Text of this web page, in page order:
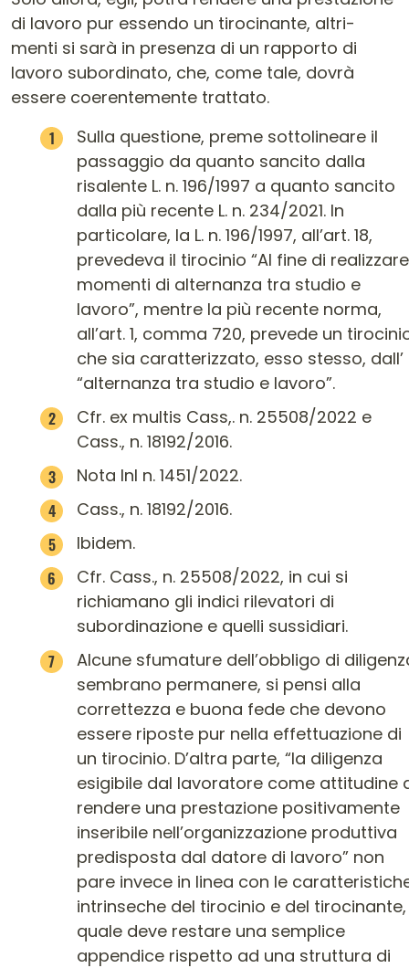
di lavoro pur essendo un tirocinante, altri-
menti si sarà in presenza di un rapporto di
lavoro subordinato, che, come tale, dovrà
essere coerentemente trattato.
Sulla questione, preme sottolineare il
passaggio da quanto sancito dalla
risalente L. n. 196/1997 a quanto sancito
dalla più recente L. n. 234/2021. In
particolare, la L. n. 196/1997, all’art. 18,
prevedeva il tirocinio “Al fine di realizzare
momenti di alternanza tra studio e
lavoro”, mentre la più recente norma,
all’art. 1, comma 720, prevede un
che sia caratterizzato, esso stesso, dall’
“alternanza tra studio e lavoro”.
Cfr. ex multis Cass,. n. 25508/2022 e
Cass., n. 18192/2016.
Nota Inl n. 1451/2022.
Cass., n. 18192/2016.
Ibidem.
Cfr. Cass., n. 25508/2022, in cui si
richiamano gli indici rilevatori di
subordinazione e quelli sussidiari.
Alcune sfumature dell’obbligo di
sembrano permanere, si pensi alla
correttezza e buona fede che devono
essere riposte pur nella effettuazione di
un tirocinio. D’altra parte, “la diligenza
esigibile dal lavoratore come attitudine
rendere una prestazione positivamente
inseribile nell’organizzazione produttiva
predisposta dal datore di lavoro” non
pare invece in linea con le
intrinseche del tirocinio e del tirocinante,
quale deve restare una semplice
appendice rispetto ad una struttura di